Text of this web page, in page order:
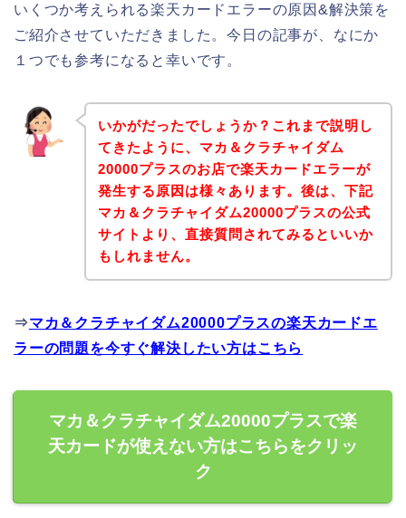
いくつか考えられる楽天カードエラーの原因&解決策を
ご紹介させていただきました。今日の記事が、なにか
１つでも参考になると幸いです。
いかがだったでしょうか？これまで説明し
てきたように、マカ＆クラチャイダム
20000プラスのお店で楽天カードエラーが
発生する原因は様々あります。後は、下記
マカ＆クラチャイダム20000プラスの公式
サイトより、直接質問されてみるといいか
もしれません。
⇒マカ＆クラチャイダム20000プラスの楽天カードエ
ラーの問題を今すぐ解決したい方はこちら
マカ＆クラチャイダム20000プラスで楽
天カードが使えない方はこちらをクリッ
ク